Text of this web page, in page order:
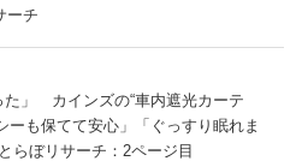
ーチ
た」 カインズの“車内遮光カーテ
も保てて安心」「ぐっすり眠れま
らぼリサーチ：2ページ目